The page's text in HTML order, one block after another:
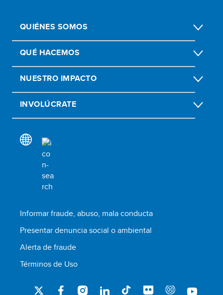
QUIÉNES SOMOS
QUÉ HACEMOS
NUESTRO IMPACTO
INVOLÚCRATE
Informar fraude, abuso, mala conducta
Presentar denuncia social o ambiental
Alerta de fraude
Términos de Uso